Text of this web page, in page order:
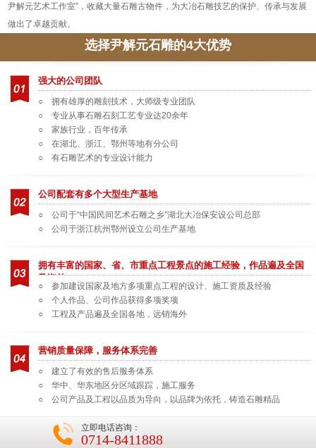
尹解元艺术工作室”，收藏大量石雕古物件，为大冶石雕技艺的保护、传承与发展
做出了卓越贡献。
选择尹解元石雕的4大优势
强大的公司团队
○ 拥有雄厚的雕刻技术，大师级专业团队
○ 专业从事石雕石刻工艺专业达20余年
○ 家族行业，百年传承
○ 在湖北、浙江、鄂州等地有分公司
○ 有石雕艺术的专业设计能力
公司配套有多个大型生产基地
○ 公司于“中国民间艺术石雕之乡”湖北大冶保安设公司总部
○ 公司于浙江杭州鄂州设立公司生产基地
拥有丰富的国家、省、市重点工程景点的施工经验，作品遍及全国
及海外
○ 参加建设国家及地方多项重点工程的设计、施工资质及经验
○ 个人作品、公司作品获得多项奖项
○ 工程及产品遍及全国各地，远销海外
营销质量保障，服务体系完善
○ 建立了有效的售后服务体系
○ 华中、华东地区分区域跟踪，施工服务
○ 公司产品及工程以品质为导向，以品牌为依托，铸造石雕精品
立即电话咨询：
0714-8411888